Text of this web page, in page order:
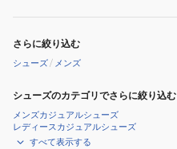
さらに絞り込む
シューズ/ メンズ
シューズのカテゴリでさらに絞り込む
メンズカジュアルシューズ
レディースカジュアルシューズ
すべて表示する